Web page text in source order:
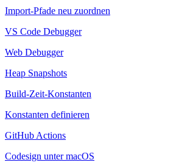
Import-Pfade neu zuordnen
VS Code Debugger
Web Debugger
Heap Snapshots
Build-Zeit-Konstanten
Konstanten definieren
GitHub Actions
Codesign unter macOS